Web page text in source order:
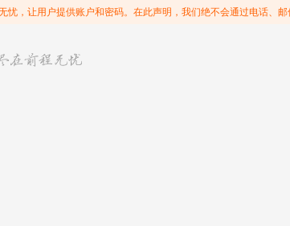
忧，让用户提供账户和密码。在此声明，我们绝不会通过电话、